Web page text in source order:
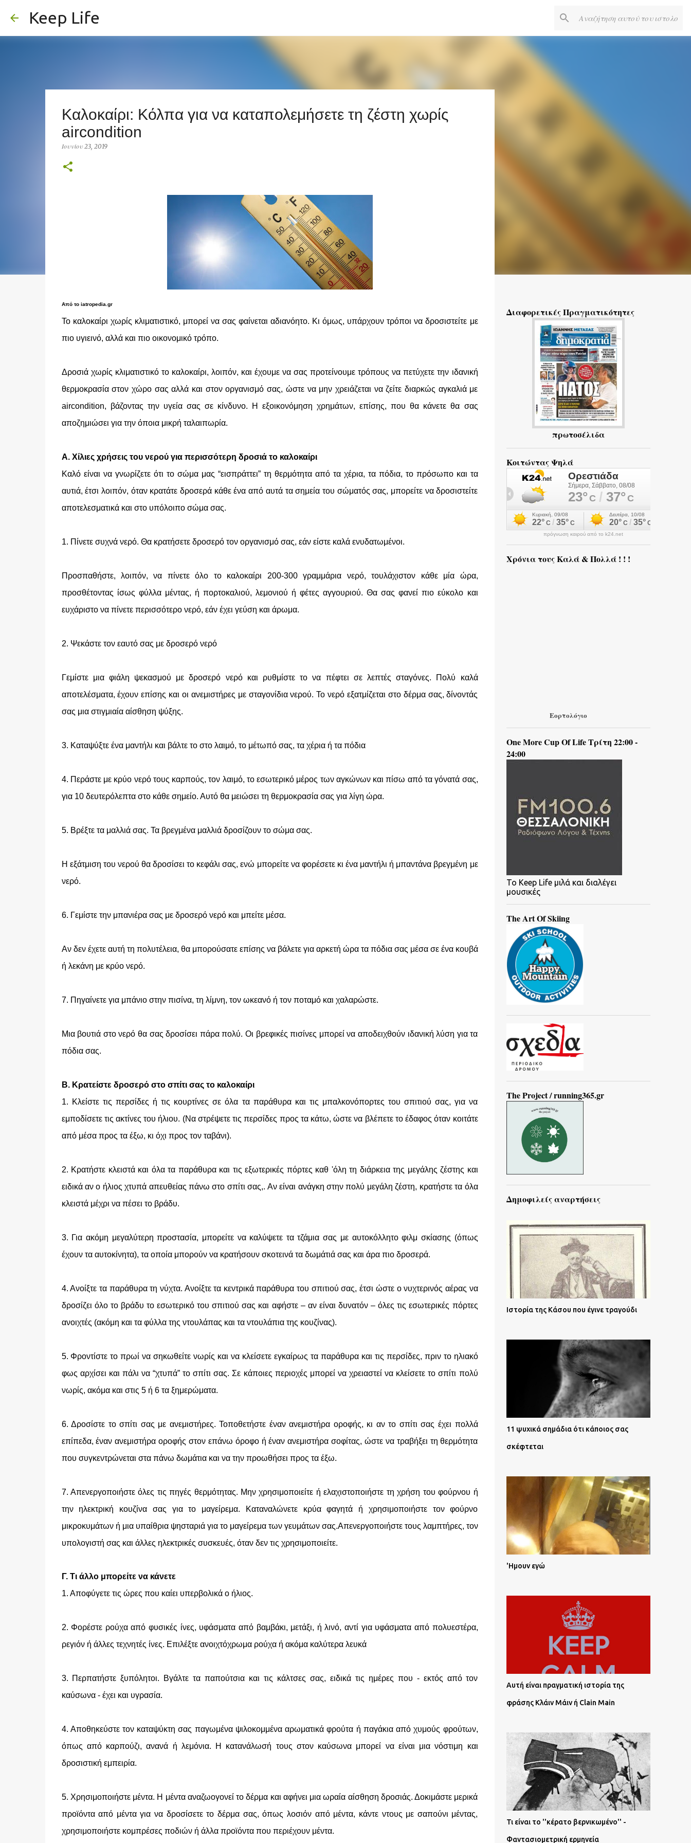
Keep Life
Καλοκαίρι: Κόλπα για να καταπολεμήσετε τη ζέστη χωρίς
aircondition
Ιουνίου 23, 2019
Από το iatropedia.gr
Το καλοκαίρι χωρίς κλιματιστικό, μπορεί να σας φαίνεται αδιανόητο. Κι όμως, υπάρχουν τρόποι να δροσιστείτε με
πιο υγιεινό, αλλά και πιο οικονομικό τρόπο.
Δροσιά χωρίς κλιματιστικό το καλοκαίρι, λοιπόν, και έχουμε να σας προτείνουμε τρόπους να πετύχετε την ιδανική
θερμοκρασία στον χώρο σας αλλά και στον οργανισμό σας, ώστε να μην χρειάζεται να ζείτε διαρκώς αγκαλιά με
aircondition, βάζοντας την υγεία σας σε κίνδυνο. Η εξοικονόμηση χρημάτων, επίσης, που θα κάνετε θα σας
αποζημιώσει για την όποια μικρή ταλαιπωρία.
Α. Χίλιες χρήσεις του νερού για περισσότερη δροσιά το καλοκαίρι
Καλό είναι να γνωρίζετε ότι το σώμα μας “εισπράττει” τη θερμότητα από τα χέρια, τα πόδια, το πρόσωπο και τα
αυτιά, έτσι λοιπόν, όταν κρατάτε δροσερά κάθε ένα από αυτά τα σημεία του σώματός σας, μπορείτε να δροσιστείτε
αποτελεσματικά και στο υπόλοιπο σώμα σας.
1. Πίνετε συχνά νερό. Θα κρατήσετε δροσερό τον οργανισμό σας, εάν είστε καλά ενυδατωμένοι.
Προσπαθήστε, λοιπόν, να πίνετε όλο το καλοκαίρι 200-300 γραμμάρια νερό, τουλάχιστον κάθε μία ώρα,
προσθέτοντας ίσως φύλλα μέντας, ή πορτοκαλιού, λεμονιού ή φέτες αγγουριού. Θα σας φανεί πιο εύκολο και
ευχάριστο να πίνετε περισσότερο νερό, εάν έχει γεύση και άρωμα.
2. Ψεκάστε τον εαυτό σας με δροσερό νερό
Γεμίστε μια φιάλη ψεκασμού με δροσερό νερό και ρυθμίστε το να πέφτει σε λεπτές σταγόνες. Πολύ καλά
αποτελέσματα, έχουν επίσης και οι ανεμιστήρες με σταγονίδια νερού. Το νερό εξατμίζεται στο δέρμα σας, δίνοντάς
σας μια στιγμιαία αίσθηση ψύξης.
3. Καταψύξτε ένα μαντήλι και βάλτε το στο λαιμό, το μέτωπό σας, τα χέρια ή τα πόδια
4. Περάστε με κρύο νερό τους καρπούς, τον λαιμό, το εσωτερικό μέρος των αγκώνων και πίσω από τα γόνατά σας,
για 10 δευτερόλεπτα στο κάθε σημείο. Αυτό θα μειώσει τη θερμοκρασία σας για λίγη ώρα.
5. Βρέξτε τα μαλλιά σας. Τα βρεγμένα μαλλιά δροσίζουν το σώμα σας.
Η εξάτμιση του νερού θα δροσίσει το κεφάλι σας, ενώ μπορείτε να φορέσετε κι ένα μαντήλι ή μπαντάνα βρεγμένη με
νερό.
6. Γεμίστε την μπανιέρα σας με δροσερό νερό και μπείτε μέσα.
Αν δεν έχετε αυτή τη πολυτέλεια, θα μπορούσατε επίσης να βάλετε για αρκετή ώρα τα πόδια σας μέσα σε ένα κουβά
ή λεκάνη με κρύο νερό.
7. Πηγαίνετε για μπάνιο στην πισίνα, τη λίμνη, τον ωκεανό ή τον ποταμό και χαλαρώστε.
Μια βουτιά στο νερό θα σας δροσίσει πάρα πολύ. Οι βρεφικές πισίνες μπορεί να αποδειχθούν ιδανική λύση για τα
πόδια σας.
Β. Κρατείστε δροσερό στο σπίτι σας το καλοκαίρι
1. Κλείστε τις περσίδες ή τις κουρτίνες σε όλα τα παράθυρα και τις μπαλκονόπορτες του σπιτιού σας, για να
εμποδίσετε τις ακτίνες του ήλιου. (Να στρέψετε τις περσίδες προς τα κάτω, ώστε να βλέπετε το έδαφος όταν κοιτάτε
από μέσα προς τα έξω, κι όχι προς τον ταβάνι).
2. Κρατήστε κλειστά και όλα τα παράθυρα και τις εξωτερικές πόρτες καθ 'όλη τη διάρκεια της μεγάλης ζέστης και
ειδικά αν ο ήλιος χτυπά απευθείας πάνω στο σπίτι σας,. Αν είναι ανάγκη στην πολύ μεγάλη ζέστη, κρατήστε τα όλα
κλειστά μέχρι να πέσει το βράδυ.
3. Για ακόμη μεγαλύτερη προστασία, μπορείτε να καλύψετε τα τζάμια σας με αυτοκόλλητο φιλμ σκίασης (όπως
έχουν τα αυτοκίνητα), τα οποία μπορούν να κρατήσουν σκοτεινά τα δωμάτιά σας και άρα πιο δροσερά.
4. Ανοίξτε τα παράθυρα τη νύχτα. Ανοίξτε τα κεντρικά παράθυρα του σπιτιού σας, έτσι ώστε ο νυχτερινός αέρας να
δροσίζει όλο το βράδυ το εσωτερικό του σπιτιού σας και αφήστε – αν είναι δυνατόν – όλες τις εσωτερικές πόρτες
ανοιχτές (ακόμη και τα φύλλα της ντουλάπας και τα ντουλάπια της κουζίνας).
5. Φροντίστε το πρωί να σηκωθείτε νωρίς και να κλείσετε εγκαίρως τα παράθυρα και τις περσίδες, πριν το ηλιακό
φως αρχίσει και πάλι να “χτυπά” το σπίτι σας. Σε κάποιες περιοχές μπορεί να χρειαστεί να κλείσετε το σπίτι πολύ
νωρίς, ακόμα και στις 5 ή 6 τα ξημερώματα.
6. Δροσίστε το σπίτι σας με ανεμιστήρες. Τοποθετήστε έναν ανεμιστήρα οροφής, κι αν το σπίτι σας έχει πολλά
επίπεδα, έναν ανεμιστήρα οροφής στον επάνω όροφο ή έναν ανεμιστήρα σοφίτας, ώστε να τραβήξει τη θερμότητα
που συγκεντρώνεται στα πάνω δωμάτια και να την προωθήσει προς τα έξω.
7. Απενεργοποιήστε όλες τις πηγές θερμότητας. Μην χρησιμοποιείτε ή ελαχιστοποιήστε τη χρήση του φούρνου ή
την ηλεκτρική κουζίνα σας για το μαγείρεμα. Καταναλώνετε κρύα φαγητά ή χρησιμοποιήστε τον φούρνο
μικροκυμάτων ή μια υπαίθρια ψησταριά για το μαγείρεμα των γευμάτων σας.Απενεργοποιήστε τους λαμπτήρες, τον
υπολογιστή σας και άλλες ηλεκτρικές συσκευές, όταν δεν τις χρησιμοποιείτε.
Γ. Τι άλλο μπορείτε να κάνετε
1. Αποφύγετε τις ώρες που καίει υπερβολικά ο ήλιος.
2. Φορέστε ρούχα από φυσικές ίνες, υφάσματα από βαμβάκι, μετάξι, ή λινό, αντί για υφάσματα από πολυεστέρα,
ρεγιόν ή άλλες τεχνητές ίνες. Επιλέξτε ανοιχτόχρωμα ρούχα ή ακόμα καλύτερα λευκά
3. Περπατήστε ξυπόλητοι. Βγάλτε τα παπούτσια και τις κάλτσες σας, ειδικά τις ημέρες που - εκτός από τον
καύσωνα - έχει και υγρασία.
4. Αποθηκεύστε τον καταψύκτη σας παγωμένα ψιλοκομμένα αρωματικά φρούτα ή παγάκια από χυμούς φρούτων,
όπως από καρπούζι, ανανά ή λεμόνια. Η κατανάλωσή τους στον καύσωνα μπορεί να είναι μια νόστιμη και
δροσιστική εμπειρία.
5. Χρησιμοποιήστε μέντα. Η μέντα αναζωογονεί το δέρμα και αφήνει μια ωραία αίσθηση δροσιάς. Δοκιμάστε μερικά
προϊόντα από μέντα για να δροσίσετε το δέρμα σας, όπως λοσιόν από μέντα, κάντε ντους με σαπούνι μέντας,
χρησιμοποιήστε κομπρέσες ποδιών ή άλλα προϊόντα που περιέχουν μέντα.
Διαφορετικές Πραγματικότητες
πρωτοσέλιδα
Κοιτώντας Ψηλά
πρόγνωση καιρού από το k24.net
Χρόνια τους Καλά & Πολλά ! ! !
Εορτολόγιο
One More Cup Of Life Τρίτη 22:00 -
24:00
To Keep Life μιλά και διαλέγει
μουσικές
The Art Of Skiing
The Project / running365.gr
Δημοφιλείς αναρτήσεις
Ιστορία της Κάσου που έγινε τραγούδι
11 ψυχικά σημάδια ότι κάποιος σας
σκέφτεται
'Ημουν εγώ
Αυτή είναι πραγματική ιστορία της
φράσης Κλάιν Μάιν ή Clain Main
Τι είναι το ''κέρατο βερνικωμένο'' -
Φαντασιομετρική ερμηνεία